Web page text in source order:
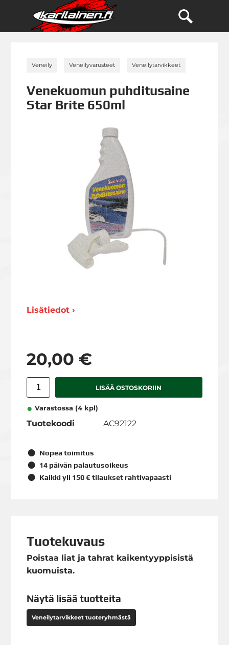
Veneily Veneilyvarusteet Veneilytarvikkeet
Venekuomun puhditusaine
Star Brite 650ml
Lisätiedot ›
20,00 €
LISÄÄ OSTOSKORIIN
Varastossa (4 kpl)
Tuotekoodi AC92122
Nopea toimitus
14 päivän palautusoikeus
Kaikki yli 150 € tilaukset rahtivapaasti
Tuotekuvaus
Poistaa liat ja tahrat kaikentyyppisistä
kuomuista.
Näytä lisää tuotteita
Veneilytarvikkeet tuoteryhmästä